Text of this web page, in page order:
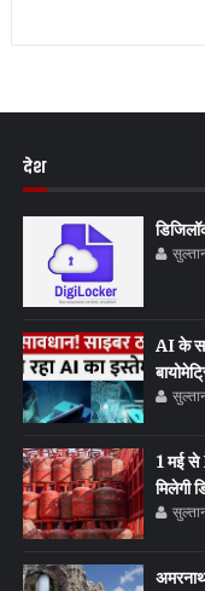
देश
AI के
1 मई से
मिलेगी